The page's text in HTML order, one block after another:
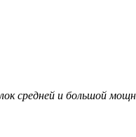
средней и большой